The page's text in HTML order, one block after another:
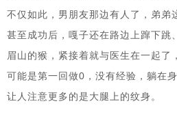
不仅如此，男朋友那边有人了，弟弟
甚至成功后，嘎子还在路边上蹿下跳
眉山的猴，紧接着就与医生在一起了
可能是第一回做0，没有经验，躺在
让人注意更多的是大腿上的纹身。